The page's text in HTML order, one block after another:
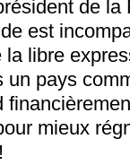
de
est
la libre
un pays
mieux